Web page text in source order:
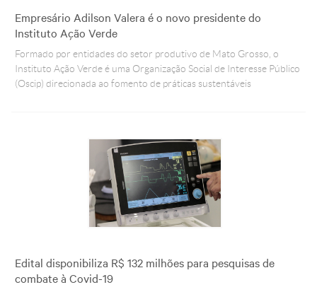
Empresário Adilson Valera é o novo presidente do
Instituto Ação Verde
Formado por entidades do setor produtivo de Mato Grosso, o
Instituto Ação Verde é uma Organização Social de Interesse Público
(Oscip) direcionada ao fomento de práticas sustentáveis
Edital disponibiliza R$ 132 milhões para pesquisas de
combate à Covid-19